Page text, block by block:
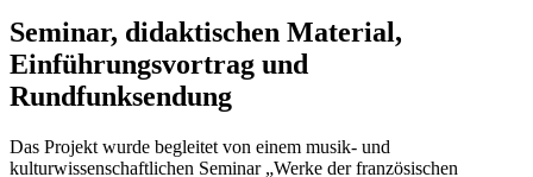
Seminar, didaktischen Material,
Einführungsvortrag und
Rundfunksendung
Das Projekt wurde begleitet von einem musik- und
kulturwissenschaftlichen Seminar „Werke der französischen